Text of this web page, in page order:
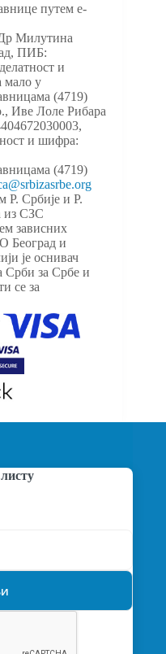
путем e-
Милутина
ПИБ:
и
мало у
(4719)
Иве Лоле Рибара
и шифра:
(4719)
Р. Србије и Р.
из СЗС
зависних
Београд и
је оснивач
Срби за Србе и
се за